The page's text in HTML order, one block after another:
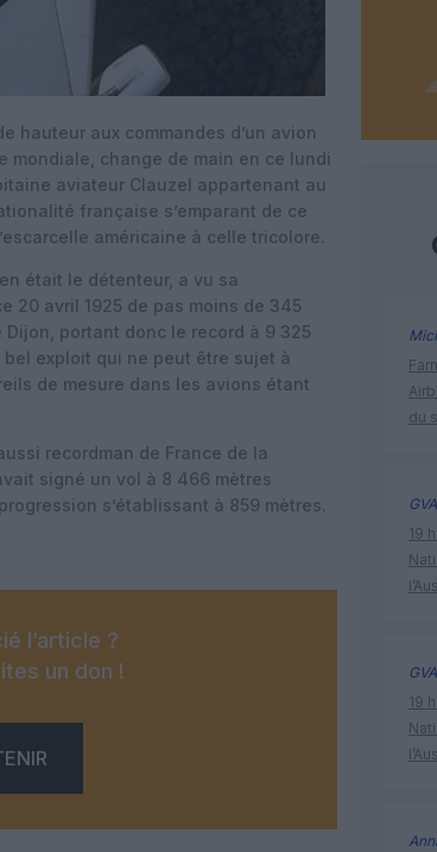
hauteur aux commandes d’un avion
mondiale, change de main en ce lundi
aviateur Clauzel appartenant au
française s’emparant de ce
américaine à celle tricolore.
était le détenteur, a vu sa
20 avril 1925 de pas moins de 345
portant donc le record à 9 325
bel exploit qui ne peut être sujet à
de mesure dans les avions étant
recordman de France de la
signé un vol à 8 466 mètres
s’établissant à 859 mètres.
l’article ?
un don !
du
19
19